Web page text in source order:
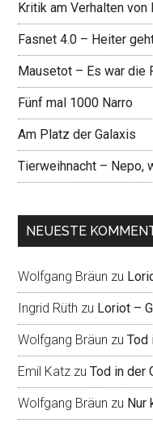
Kritik am Verhalten
Fasnet 4.0 – Heiter
Mausetot – Es war die
Fünf mal 1000 Narro
Am Platz der Galaxis
Tierweihnacht – Nepo,
NEUESTE
Wolfgang Bräun zu
Ingrid Rüth zu Loriot –
Wolfgang Bräun zuTod
Emil Katz zuTod in der
Wolfgang Bräun zu Nur